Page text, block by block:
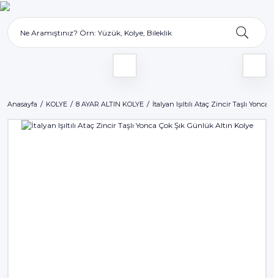
Anasayfa KOLYE 8 AYAR ALTIN KOLYE İtalyan Işıltılı Ataç Zincir Taşlı Yonca